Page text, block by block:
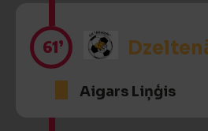
61’
Aigars Liņģis